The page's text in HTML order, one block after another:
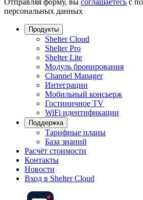
Отправляя форму, вы соглашаетесь с
персональных данных
Продукты
Shelter Cloud
Shelter Pro
Shelter Lite
Модуль бронирования
Channel Manager
Интеграции
Мобильный консьерж
Гостиничное TV
WiFi идентификации
Поддержка
Тарифные планы
База знаний
Расчёт стоимости
Контакты
Новости
Вход в Shelter Cloud